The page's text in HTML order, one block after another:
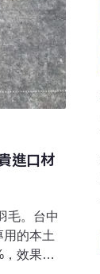
進口材
毛。台中
的本土
效果卻